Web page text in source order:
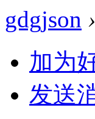
gdgjson ›
加为
发送